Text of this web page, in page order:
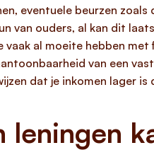
eventuele beurzen
van ouders, al kan dit
vaak al moeite hebben
van een
dat je inkomen lager is
leningen